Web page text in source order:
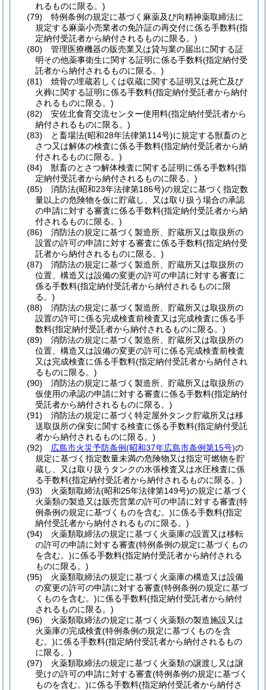
れるものに限る。)
(79)
特例条例の規定に基づく麻薬及び向精神薬取締法に
規定する麻薬小売業者の免許証の再交付に係る手数料(指
定納付受託者から納付されるものに限る。)
(80)
管理医療機器の販売業又は貸与業の届出に関する証
明その他薬事衛生に関する証明に係る手数料(指定納付受
託者から納付されるものに限る。)
(81)
焼骨の埋蔵若しくは収蔵に関する証明又は死亡及び
火葬に関する証明に係る手数料(指定納付受託者から納付
されるものに限る。)
(82)
安佐北食育交流センター使用料(指定納付受託者から
納付されるものに限る。)
(83)
と畜場法(昭和28年法律第114号)に規定する獣畜のと
さつ又は解体の検査に係る手数料(指定納付受託者から納
付されるものに限る。)
(84)
獣畜のとさつ解体検査に関する証明に係る手数料(指
定納付受託者から納付されるものに限る。)
(85)
消防法(昭和23年法律第186号)の規定に基づく指定数
量以上の危険物を仮に貯蔵し、又は取り扱う場合の承認
の申請に対する審査に係る手数料(指定納付受託者から納
付されるものに限る。)
(86)
消防法の規定に基づく製造所、貯蔵所又は取扱所の
設置の許可の申請に対する審査に係る手数料(指定納付受
託者から納付されるものに限る。)
(87)
消防法の規定に基づく製造所、貯蔵所又は取扱所の
位置、構造又は設備の変更の許可の申請に対する審査に
係る手数料(指定納付受託者から納付されるものに限
る。)
(88)
消防法の規定に基づく製造所、貯蔵所又は取扱所の
設置の許可に係る完成検査前検査又は完成検査に係る手
数料(指定納付受託者から納付されるものに限る。)
(89)
消防法の規定に基づく製造所、貯蔵所又は取扱所の
位置、構造又は設備の変更の許可に係る完成検査前検査
又は完成検査に係る手数料(指定納付受託者から納付され
るものに限る。)
(90)
消防法の規定に基づく製造所、貯蔵所又は取扱所の
仮使用の承認の申請に対する審査に係る手数料(指定納付
受託者から納付されるものに限る。)
(91)
消防法の規定に基づく特定屋外タンク貯蔵所又は移
送取扱所の保安に関する検査に係る手数料(指定納付受託
者から納付されるものに限る。)
(92)
広島市火災予防条例(昭和37年広島市条例第15号)の
規定に基づく指定数量未満の危険物又は指定可燃物を貯
蔵し、又は取り扱うタンクの水張検査又は水圧検査に係
る手数料(指定納付受託者から納付されるものに限る。)
(93)
火薬類取締法(昭和25年法律第149号)の規定に基づく
火薬類の製造又は販売営業の許可の申請に対する審査(特
例条例の規定に基づくものを含む。)に係る手数料(指定
納付受託者から納付されるものに限る。)
(94)
火薬類取締法の規定に基づく火薬庫の設置又は移転
の許可の申請に対する審査(特例条例の規定に基づくもの
を含む。)に係る手数料(指定納付受託者から納付される
ものに限る。)
(95)
火薬類取締法の規定に基づく火薬庫の構造又は設備
の変更の許可の申請に対する審査(特例条例の規定に基づ
くものを含む。)に係る手数料(指定納付受託者から納付
されるものに限る。)
(96)
火薬類取締法の規定に基づく火薬類の製造施設又は
火薬庫の完成検査(特例条例の規定に基づくものを含
む。)に係る手数料(指定納付受託者から納付されるもの
に限る。)
(97)
火薬類取締法の規定に基づく火薬類の譲渡し又は譲
受けの許可の申請に対する審査(特例条例の規定に基づく
ものを含む。)に係る手数料(指定納付受託者から納付さ